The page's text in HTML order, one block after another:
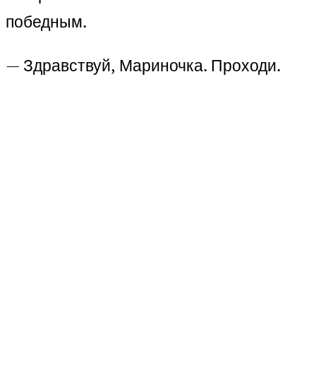
победным.
— Здравствуй, Мариночка. Проходи.